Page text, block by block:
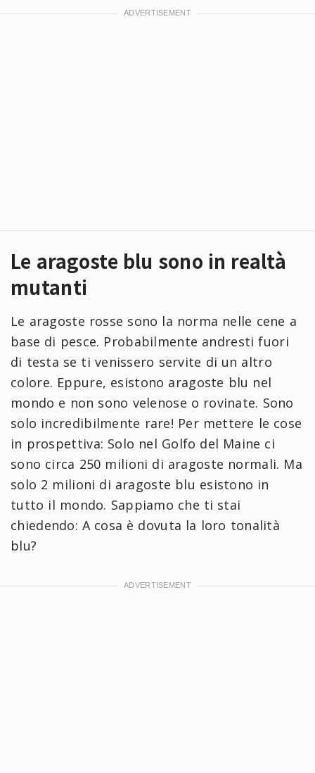
Le aragoste blu sono in realtà
mutanti
Le aragoste rosse sono la norma nelle cene a
base di pesce. Probabilmente andresti fuori
di testa se ti venissero servite di un altro
colore. Eppure, esistono aragoste blu nel
mondo e non sono velenose o rovinate. Sono
solo incredibilmente rare! Per mettere le cose
in prospettiva: Solo nel Golfo del Maine ci
sono circa 250 milioni di aragoste normali. Ma
solo 2 milioni di aragoste blu esistono in
tutto il mondo. Sappiamo che ti stai
chiedendo: A cosa è dovuta la loro tonalità
blu?